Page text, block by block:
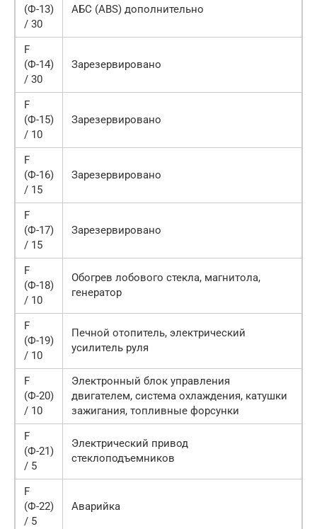
(Ф-13)
/ 30
АБС (ABS) дополнительно
F
(Ф-14)
/ 30
Зарезервировано
F
(Ф-15)
/ 10
Зарезервировано
F
(Ф-16)
/ 15
Зарезервировано
F
(Ф-17)
/ 15
Зарезервировано
F
(Ф-18)
/ 10
Обогрев лобового стекла, магнитола,
генератор
F
(Ф-19)
/ 10
Печной отопитель, электрический
усилитель руля
F
(Ф-20)
/ 10
Электронный блок управления
двигателем, система охлаждения, катушки
зажигания, топливные форсунки
F
(Ф-21)
/ 5
Электрический привод
стеклоподъемников
F
(Ф-22)
/ 5
Аварийка